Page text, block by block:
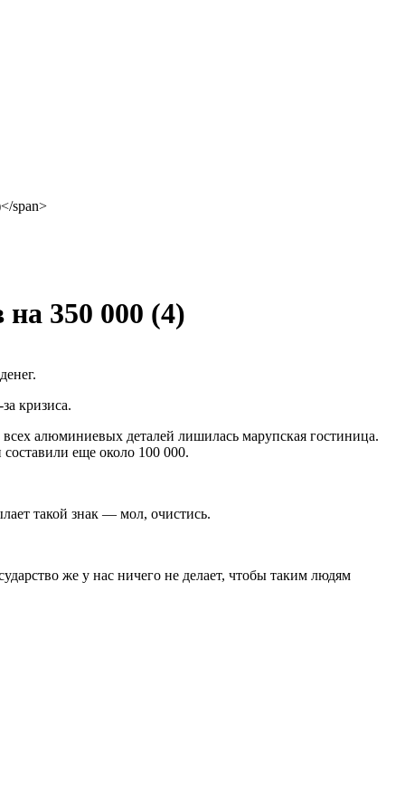
350 000 (4)
кризиса.
алюминиевых деталей лишилась марупская гостиница.
еще около 100 000.
такой знак — мол, очистись.
же у нас ничего не делает, чтобы таким людям